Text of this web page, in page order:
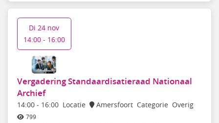
Vergadering Standaardisatieraad Nationaal
Archief
14:00- 16:00 Locatie Amersfoort Categorie Overig
799
Di 24 nov
14:00 - 16:00